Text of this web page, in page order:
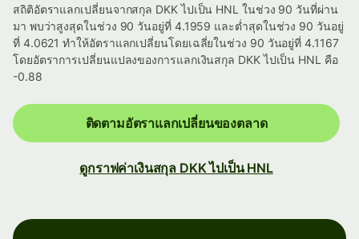
สถิติอัตราแลกเปลี่ยนจากสกุล DKK ไปเป็น HNL ในช่วง 90 วันที่ผ่าน
มา พบว่าสูงสุดในช่วง 90 วันอยู่ที่ 4.1959 และต่ำสุดในช่วง 90 วันอยู่
ที่ 4.0621 ทำให้อัตราแลกเปลี่ยนโดยเฉลี่ยในช่วง 90 วันอยู่ที่ 4.1167
โดยอัตราการเปลี่ยนแปลงของการแลกเงินสกุล DKK ไปเป็น HNL คือ
-0.88
ติดตามอัตราแลกเปลี่ยนของตลาด
ดูกราฟค่าเงินสกุล DKK ไปเป็น HNL